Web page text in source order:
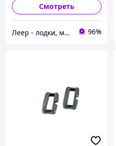
Смотреть
Леер - лодки, моторы, всё для отдыха 96%